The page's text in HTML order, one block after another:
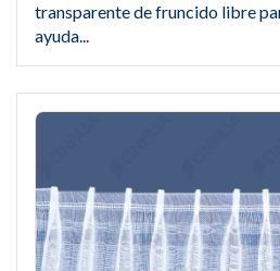
transparente de fruncido libre
ayuda...